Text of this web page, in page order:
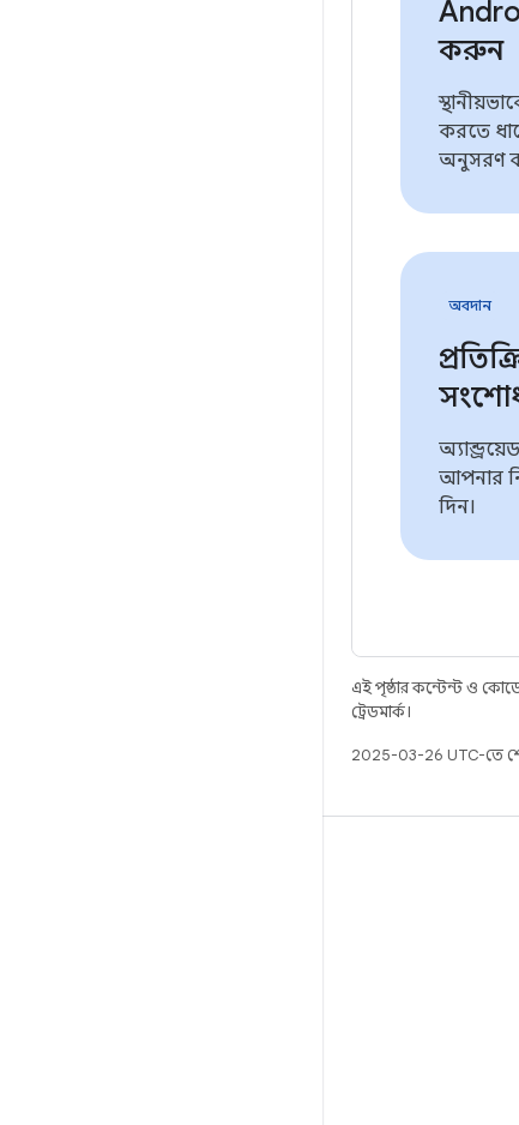
করুন
করতে
অনুসরণ
অবদান
আপনার
দিন।
এই পৃষ্ঠার কন্টেন্ট ও
ট্রেডমার্ক।
2025-03-26 UTC-তে